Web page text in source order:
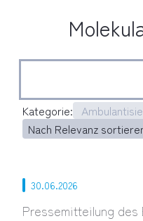
Kategorie:
Nach Relevanz
30.06.2026
Pressemitteilung des